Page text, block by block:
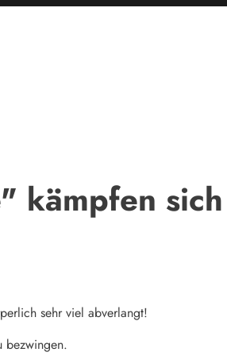
kämpfen
sehr viel abverlangt!
bezwingen.